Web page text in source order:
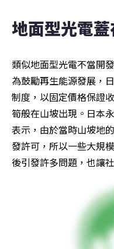
地面型光電
類似地面型光電不當開
為鼓勵再生能源發展，
制度，以固定價格保證
筍般在山坡出現。日本
表示，由於當時山坡地
發許可，所以一些大規
後引發許多問題，也讓